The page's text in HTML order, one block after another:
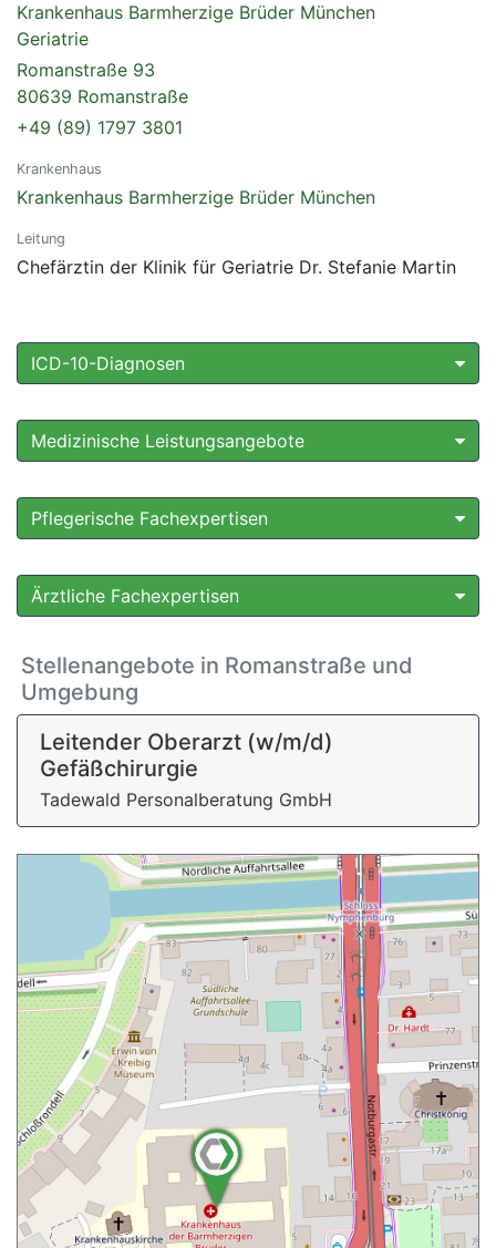
Krankenhaus Barmherzige Brüder München
Geriatrie
Romanstraße 93
80639 Romanstraße
+49 (89) 1797 3801
Krankenhaus
Krankenhaus Barmherzige Brüder München
Leitung
Chefärztin der Klinik für Geriatrie Dr. Stefanie Martin
ICD-10-Diagnosen
Medizinische Leistungsangebote
Pflegerische Fachexpertisen
Ärztliche Fachexpertisen
Stellenangebote in Romanstraße und
Umgebung
Leitender Oberarzt (w/m/d)
Gefäßchirurgie
Tadewald Personalberatung GmbH